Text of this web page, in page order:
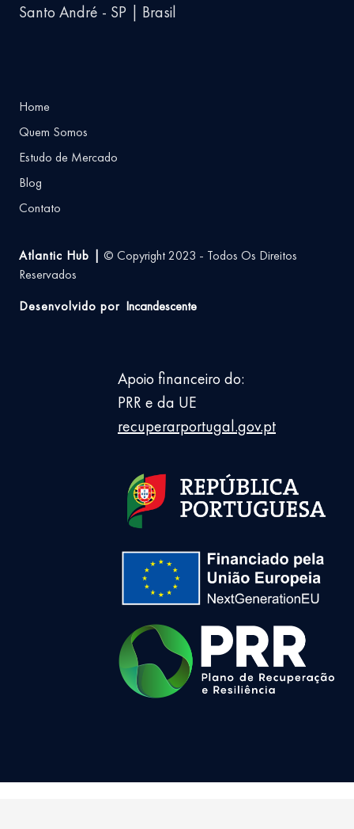
Santo André - SP | Brasil
Home
Quem Somos
Estudo de Mercado
Blog
Contato
Atlantic Hub |
© Copyright 2023 - Todos Os Direitos
Reservados
Desenvolvido por Incandescente
Apoio financeiro do:
PRR e da UE
recuperarportugal.gov.pt